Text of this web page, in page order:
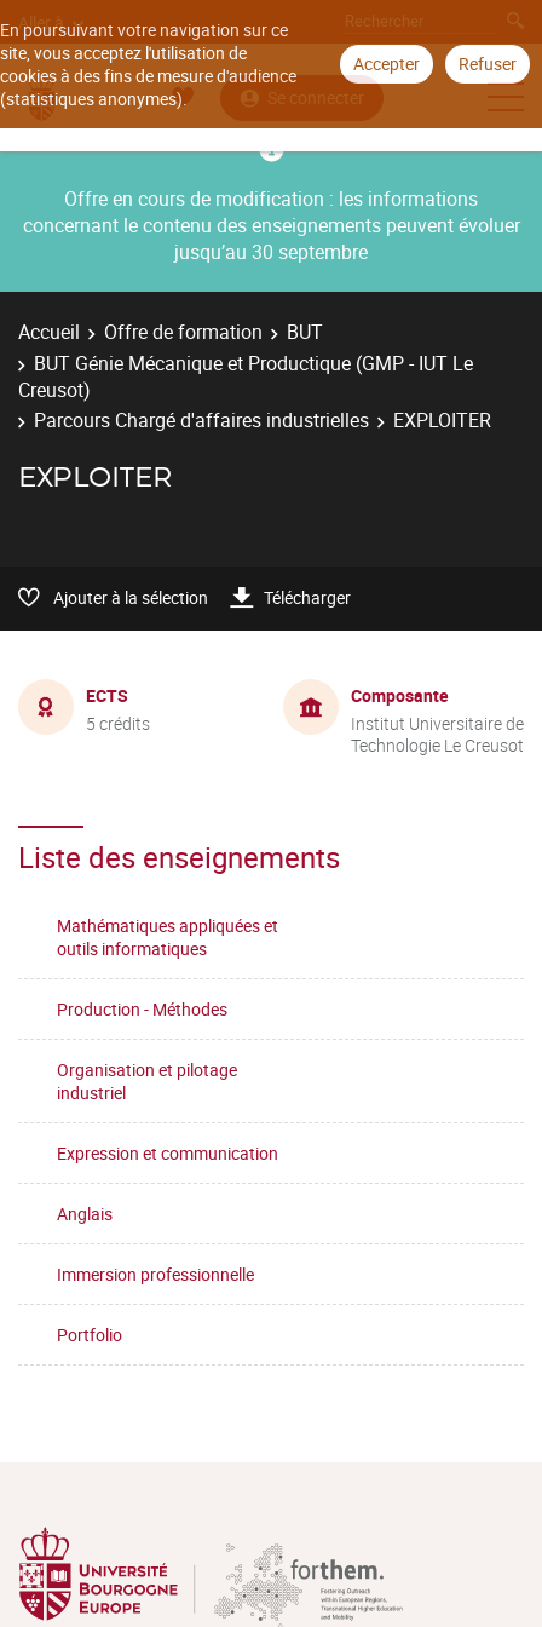
En poursuivant votre navigation sur ce
site, vous acceptez l'utilisation de
cookies à des fins de mesure d'audience
(statistiques anonymes).
Accepter Refuser
Aller à
Se connecter
Offre en cours de modification : les informations
concernant le contenu des enseignements peuvent évoluer
jusqu’au 30 septembre
Accueil Offre de formation
BUT
BUT Génie Mécanique et Productique (GMP - IUT Le
Creusot)
Parcours Chargé d'affaires industrielles
EXPLOITER
EXPLOITER
Ajouter à la sélection Télécharger
ECTS
5 crédits
Composante
Institut Universitaire de
Technologie Le Creusot
Liste des enseignements
Mathématiques appliquées et
outils informatiques
Production - Méthodes
Organisation et pilotage
industriel
Expression et communication
Anglais
Immersion professionnelle
Portfolio